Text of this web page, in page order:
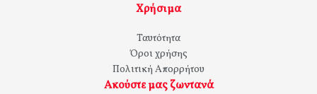
Χρήσιμα
Ταυτότητα
Όροι χρήσης
Πολιτική Απορρήτου
Ακούστε μας ζωντανά